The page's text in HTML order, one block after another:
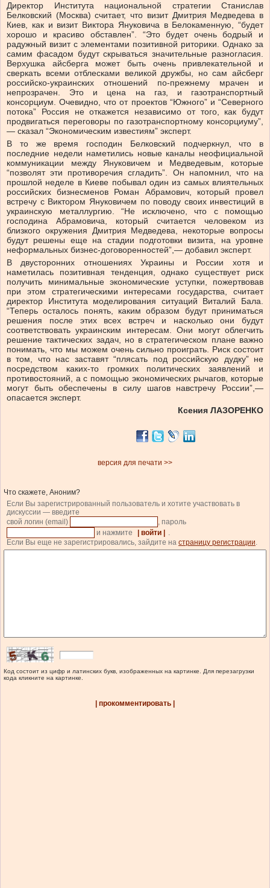
Директор Института национальной стратегии Станислав
Белковский (Москва) считает, что визит Дмитрия Медведева в
Киев, как и визит Виктора Януковича в Белокаменную, “будет
хорошо и красиво обставлен”. “Это будет очень бодрый и
радужный визит с элементами позитивной риторики. Однако за
самим фасадом будут скрываться значительные разногласия.
Верхушка айсберга может быть очень привлекательной и
сверкать всеми отблесками великой дружбы, но сам айсберг
российско-украинских отношений по-прежнему мрачен и
непрозрачен. Это и цена на газ, и газотранспортный
консорциум. Очевидно, что от проектов “Южного” и “Северного
потока” Россия не откажется независимо от того, как будут
продвигаться переговоры по газотранспортному консорциуму”,
— сказал “Экономическим известиям” эксперт.
В то же время господин Белковский подчеркнул, что в
последние недели наметились новые каналы неофициальной
коммуникации между Януковичем и Медведевым, которые
“позволят эти противоречия сгладить”. Он напомнил, что на
прошлой неделе в Киеве побывал один из самых влиятельных
российских бизнесменов Роман Абрамович, который провел
встречу с Виктором Януковичем по поводу своих инвестиций в
украинскую металлургию. “Не исключено, что с помощью
господина Абрамовича, который считается человеком из
близкого окружения Дмитрия Медведева, некоторые вопросы
будут решены еще на стадии подготовки визита, на уровне
неформальных бизнес-договоренностей”,— добавил эксперт.
В двусторонних отношениях Украины и России хотя и
наметилась позитивная тенденция, однако существует риск
получить минимальные экономические уступки, пожертвовав
при этом стратегическими интересами государства, считает
директор Института моделирования ситуаций Виталий Бала.
“Теперь осталось понять, каким образом будут приниматься
решения после этих всех встреч и насколько они будут
соответствовать украинским интересам. Они могут облегчить
решение тактических задач, но в стратегическом плане важно
понимать, что мы можем очень сильно проиграть. Риск состоит
в том, что нас заставят “плясать под российскую дудку” не
посредством каких-то громких политических заявлений и
противостояний, а с помощью экономических рычагов, которые
могут быть обеспечены в силу шагов навстречу России”,—
опасается эксперт.
Ксения ЛАЗОРЕНКО
версия для печати >>
Что скажете, Аноним?
Если Вы зарегистрированный пользователь и хотите участвовать в
дискуссии — введите
свой логин (email)
, пароль
и нажмите
| войти |
.
Если Вы еще не зарегистрировались, зайдите на страницу регистрации.
Код состоит из цифр и латинских букв, изображенных на картинке. Для перезагрузки
кода кликните на картинке.
| прокомментировать |